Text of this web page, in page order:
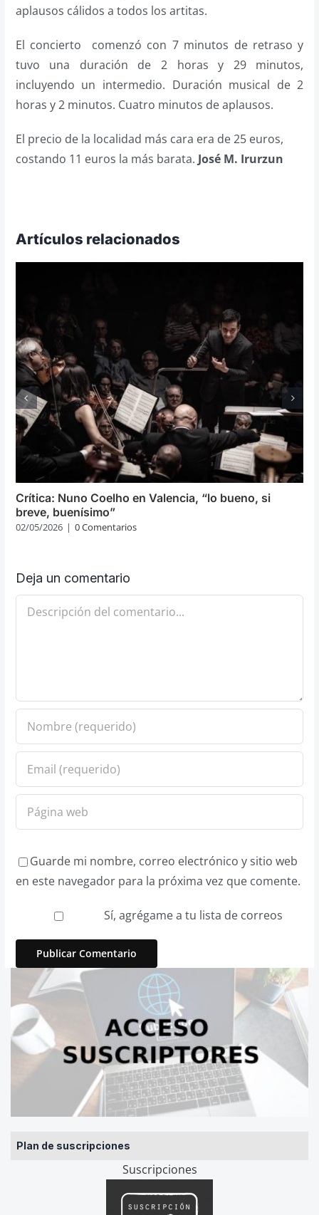
Plan de suscripciones
Suscripciones
aplausos cálidos a todos los artitas.
El concierto comenzó con 7 minutos de retraso y
tuvo una duración de 2 horas y 29 minutos,
incluyendo un intermedio. Duración musical de 2
horas y 2 minutos. Cuatro minutos de aplausos.
El precio de la localidad más cara era de 25 euros,
costando 11 euros la más barata. José M. Irurzun
Artículos relacionados
Crítica: Nuno Coelho en Valencia, “lo bueno, si
breve, buenísimo”
02/05/2026 | 0 Comentarios
Deja un comentario
Comentario
Guarde mi nombre, correo electrónico y sitio web
en este navegador para la próxima vez que comente.
Sí, agrégame a tu lista de correos